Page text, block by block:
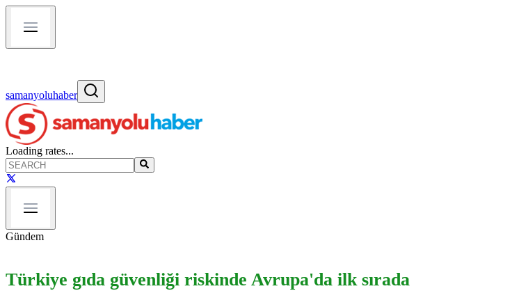
samanyoluhaber
Loading rates...
Gündem
Türkiye gıda güvenliği riskinde Avrupa'da ilk sırada